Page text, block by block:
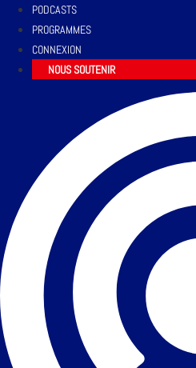
PODCASTS
PROGRAMMES
CONNEXION
NOUS SOUTENIR